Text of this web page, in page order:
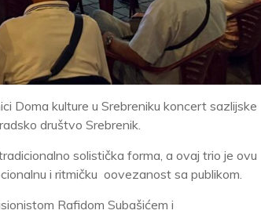
Doma kulture u Srebreniku koncert sazlijske
društvo Srebrenik.
solistička forma, a ovaj trio je ovu
i ritmičku oovezanost sa publikom.
Rafidom Subašićem i